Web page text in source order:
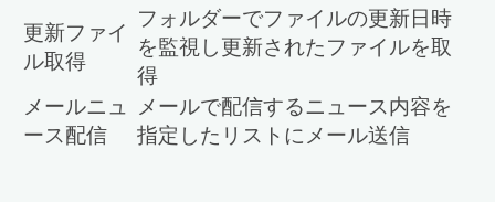
更新ファイ
ル取得
フォルダーでファイルの更新日時
を監視し更新されたファイルを取
得
メールニュ
ース配信
メールで配信するニュース内容を
指定したリストにメール送信